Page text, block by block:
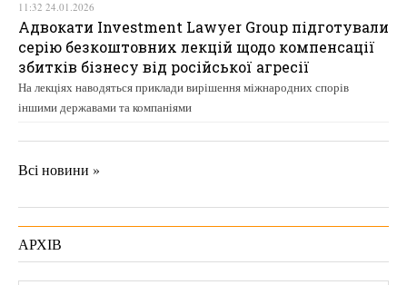
11:32 24.01.2026
Адвокати Investment Lawyer Group підготували
серію безкоштовних лекцій щодо компенсації
збитків бізнесу від російської агресії
На лекціях наводяться приклади вирішення міжнародних спорів
іншими державами та компаніями
Всі новини »
АРХІВ